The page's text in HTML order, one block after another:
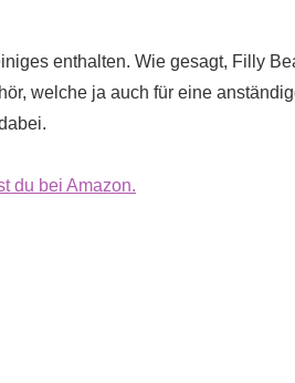
enthalten. Wie gesagt, Filly
welche ja auch für eine
du bei Amazon.